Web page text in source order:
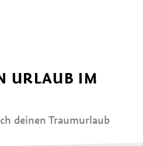
URLAUB IM
deinen Traumurlaub